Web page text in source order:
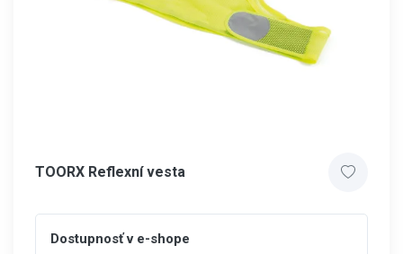
TOORX Reflexní vesta
Dostupnosť v e-shope